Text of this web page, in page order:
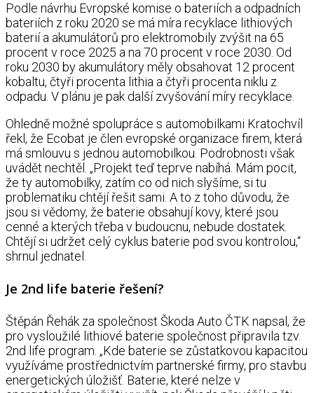
Podle návrhu Evropské komise o bateriích a odpadních
bateriích z roku 2020 se má míra recyklace lithiových
baterií a akumulátorů pro elektromobily zvýšit na 65
procent v roce 2025 a na 70 procent v roce 2030. Od
roku 2030 by akumulátory měly obsahovat 12 procent
kobaltu, čtyři procenta lithia a čtyři procenta niklu z
odpadu. V plánu je pak další zvyšování míry recyklace.
Ohledně možné spolupráce s automobilkami Kratochvíl
řekl, že Ecobat je člen evropské organizace firem, která
má smlouvu s jednou automobilkou. Podrobnosti však
uvádět nechtěl. „Projekt teď teprve nabíhá. Mám pocit,
že ty automobilky, zatím co od nich slyšíme, si tu
problematiku chtějí řešit sami. A to z toho důvodu, že
jsou si vědomy, že baterie obsahují kovy, které jsou
cenné a kterých třeba v budoucnu, nebude dostatek.
Chtějí si udržet celý cyklus baterie pod svou kontrolou,“
shrnul jednatel.
Je 2nd life baterie řešení?
Štěpán Řehák za společnost Škoda Auto ČTK napsal, že
pro vysloužilé lithiové baterie společnost připravila tzv.
2nd life program. „Kde baterie se zůstatkovou kapacitou
využíváme prostřednictvím partnerské firmy, pro stavbu
energetických úložišť. Baterie, které nelze v